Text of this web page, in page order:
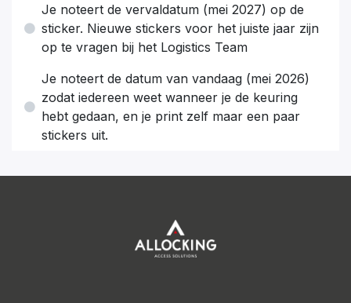
Je noteert de vervaldatum (mei 2027) op de
sticker. Nieuwe stickers voor het juiste jaar zijn
op te vragen bij het Logistics Team
Je noteert de datum van vandaag (mei 2026)
zodat iedereen weet wanneer je de keuring
hebt gedaan, en je print zelf maar een paar
stickers uit.